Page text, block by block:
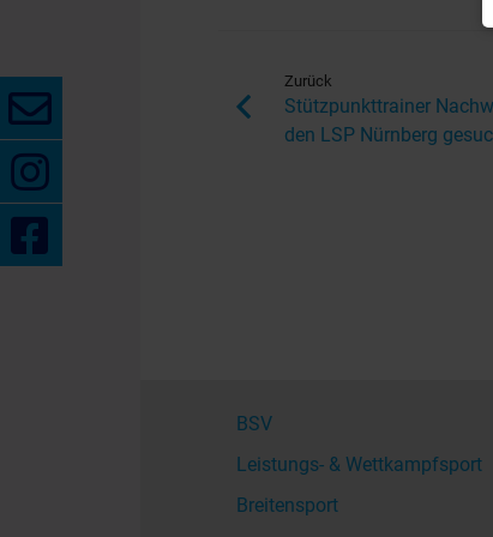
Zurück
Stützpunkttrainer
den LSP Nürnberg
BSV
Leistungs- & Wettkampfsport
Breitensport